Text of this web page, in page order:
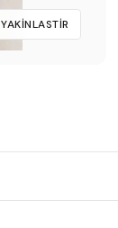
YAKINLASTIR